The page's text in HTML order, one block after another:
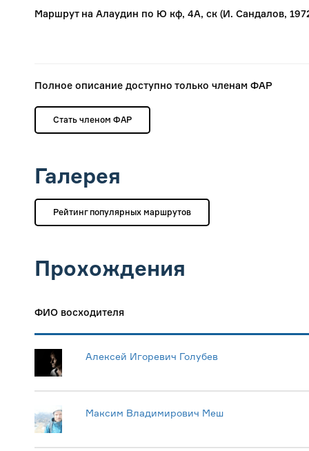
Маршрут на Алаудин по Ю кф, 4А, ск (И. Сандалов,
Полное описание доступно только членам ФАР
Стать членом ФАР
Галерея
Рейтинг популярных маршрутов
Прохождения
ФИО восходителя
Алексей Игоревич Голубев
Максим Владимирович Меш